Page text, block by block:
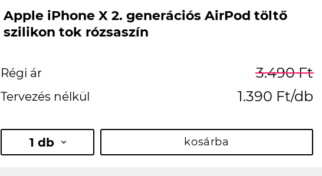
Apple iPhone X 2. generációs AirPod töltő
szilikon tok rózsaszín
Régi ár 3.490 Ft
Tervezés nélkül 1.390 Ft/db
1 db kosárba